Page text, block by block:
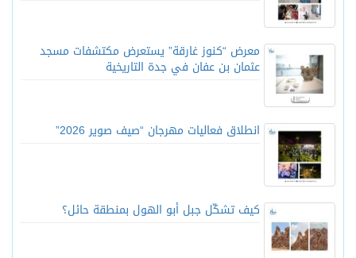
معرض “كنوز غارقة” يستعرض مكتشفات مسجد
عثمان بن عفان في جدة التاريخية
انطلاق فعاليات مهرجان “صيف صوير 2026”
كيف تشكّل جبل أبو الهول بمنطقة حائل؟